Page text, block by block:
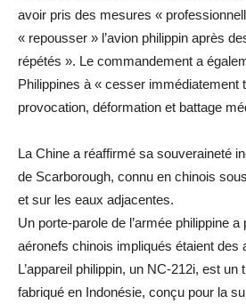
avoir pris des mesures «
« repousser » l’avion philippin après
répétés ». Le commandement a
Philippines à « cesser immédiatement
provocation, déformation et battage
La Chine a réaffirmé sa souveraineté
de Scarborough, connu en chinois
et sur les eaux adjacentes.
Un porte-parole de l’armée philippine
aéronefs chinois impliqués étaient des
L’appareil philippin, un NC-212i, est un
fabriqué en Indonésie, conçu pour la